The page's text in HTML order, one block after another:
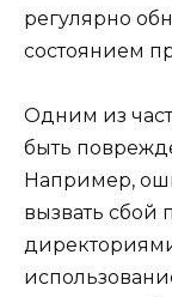
регулярно
состоянием
Одним из
быть
Например,
вызвать сбой